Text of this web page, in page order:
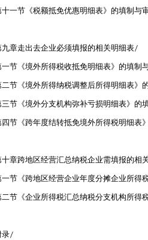
十一节《税额抵免优惠明细表》的填制与
九章走出去企业必须填报的相关明细表/
一节《境外所得税收抵免明细表》的填制
二节《境外所得纳税调整后所得明细表》
三节《境外分支机构弥补亏损明细表》的
四节《跨年度结转抵免境外所得税明细表
十章跨地区经营汇总纳税企业需填报的相
一节《跨地区经营企业年度分摊企业所得
二节《企业所得税汇总纳税分支机构所得
录/